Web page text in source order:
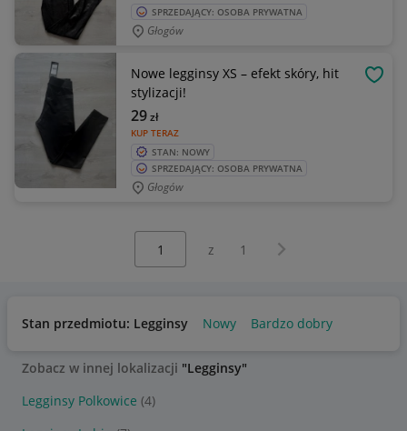
SPRZEDAJĄCY: OSOBA PRYWATNA
Głogów
Nowe legginsy XS – efekt skóry, hit
stylizacji!
KUP TERAZ
29zł
STAN: NOWY
SPRZEDAJĄCY: OSOBA PRYWATNA
Głogów
z 1 Następna strona
Stan przedmiotu: Legginsy Nowy Bardzo dobry
Zobacz w innej lokalizacji "Legginsy"
Legginsy Polkowice (4)